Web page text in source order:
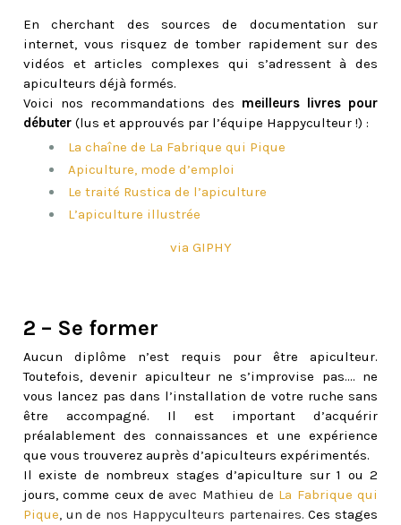
En cherchant des sources de documentation sur
internet, vous risquez de tomber rapidement sur des
vidéos et articles complexes qui s’adressent à des
apiculteurs déjà formés.
Voici nos recommandations des meilleurs livres pour
débuter (lus et approuvés par l’équipe Happyculteur !) :
La chaîne de La Fabrique qui Pique
Apiculture, mode d’emploi
Le traité Rustica de l’apiculture
L’apiculture illustrée
via GIPHY
2 – Se former
Aucun diplôme n’est requis pour être apiculteur.
Toutefois, devenir apiculteur ne s’improvise pas.... ne
vous lancez pas dans l’installation de votre ruche sans
être accompagné. Il est important d’acquérir
préalablement des connaissances et une expérience
que vous trouverez auprès d’apiculteurs expérimentés.
Il existe de nombreux stages d’apiculture sur 1 ou 2
jours, comme ceux de avec Mathieu de La Fabrique qui
Pique, un de nos Happyculteurs partenaires.Ces stages